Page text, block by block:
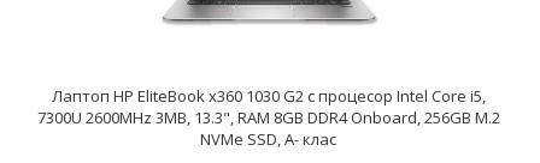
Лаптоп HP EliteBook x360 1030 G2 с процесор Intel Core i5,
7300U 2600MHz 3MB, 13.3", RAM 8GB DDR4 Onboard, 256GB M.2
NVMe SSD, A- клас